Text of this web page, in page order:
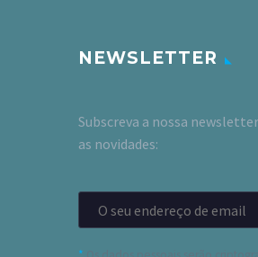
NEWSLETTER
Subscreva a nossa
as novidades: